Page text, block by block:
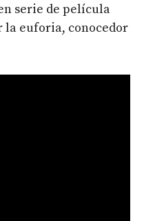
serie de película
la euforia, conocedor